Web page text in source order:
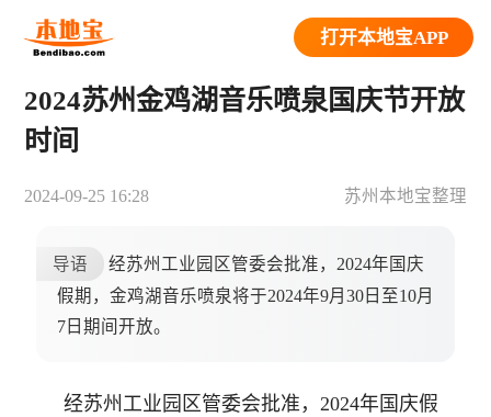
打开本地宝APP
2024苏州金鸡湖音乐喷泉国庆节开放
时间
2024-09-25 16:28 苏州本地宝整理
导语
经苏州工业园区管委会批准，2024年国庆
假期，金鸡湖音乐喷泉将于2024年9月30日至10月
7日期间开放。
经苏州工业园区管委会批准，2024年国庆假